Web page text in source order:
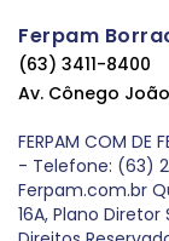
Ferpam
(63) 3411-8400
Av. Cônego
FERPAM COM DE
- Telefone: (63)
Ferpam.com.br
16A, Plano